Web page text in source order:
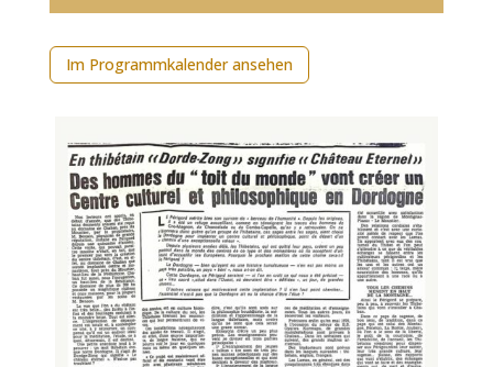
Im Programmkalender ansehen